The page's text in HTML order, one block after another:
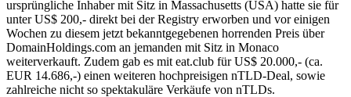
ursprüngliche Inhaber mit Sitz in Massachusetts (USA) hatte sie für
unter US$ 200,- direkt bei der Registry erworben und vor einigen
Wochen zu diesem jetzt bekanntgegebenen horrenden Preis über
DomainHoldings.com an jemanden mit Sitz in Monaco
weiterverkauft. Zudem gab es mit eat.club für US$ 20.000,- (ca.
EUR 14.686,-) einen weiteren hochpreisigen nTLD-Deal, sowie
zahlreiche nicht so spektakuläre Verkäufe von nTLDs.